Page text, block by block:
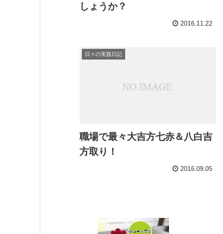
しょうか？
2016.11.22
日々の実践日記
職場で最々大吉方七赤＆八白吉
方取り！
2016.09.05